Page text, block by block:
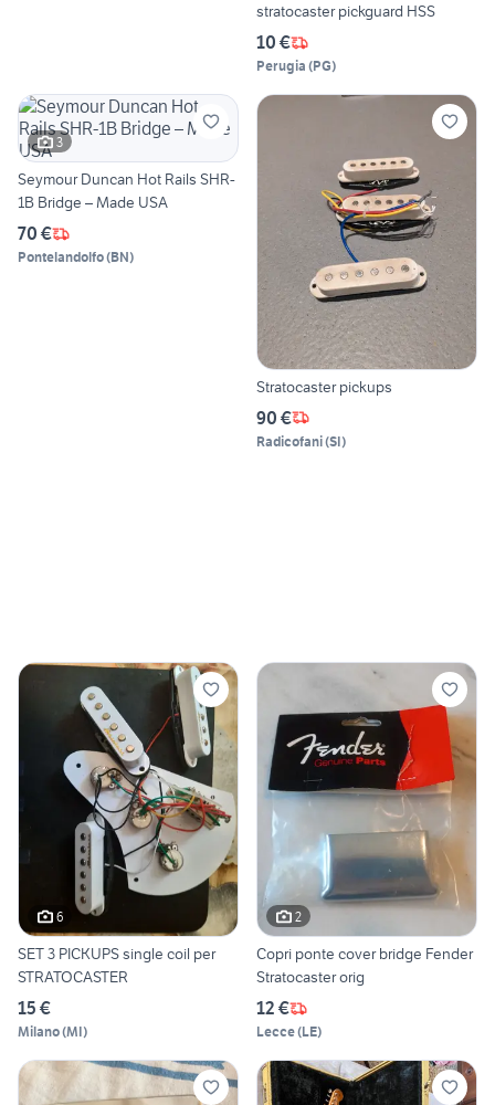
stratocaster pickguard HSS
10 €
Perugia (PG)
3
Seymour Duncan Hot Rails SHR-
1B Bridge – Made USA
70 €
Pontelandolfo(BN)
Stratocaster pickups
90 €
Radicofani(SI)
6
SET 3 PICKUPS single coil per
STRATOCASTER
15 €
Milano(MI)
2
Copri ponte cover bridge Fender
Stratocaster orig
12 €
Lecce(LE)